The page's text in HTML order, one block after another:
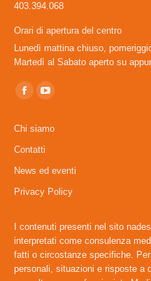
403.394.068
Orari di apertura del centro
Lunedì mattina chiuso,
Martedì al Sabato aperto su
Ci puoi trovare su:
Facebook
opens
in
new
window
YouTube
opens
in
new
window
Chi siamo
Contatti
News ed eventi
Privacy Policy
I contenuti presenti nel sito
interpretati come consulenza
fatti o circostanze specifiche.
personali, situazioni e risposte a